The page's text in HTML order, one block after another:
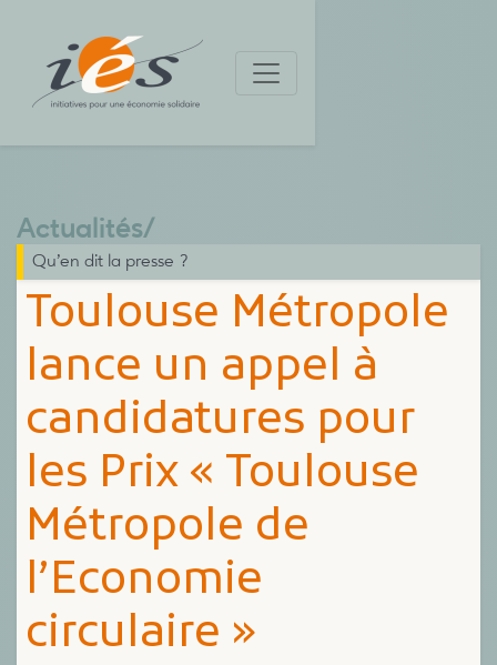
Toulouse Métropole
lance un appel à
candidatures pour
les Prix « Toulouse
Métropole de
l’Economie
circulaire »
Actualités/
Qu’en dit la presse ?